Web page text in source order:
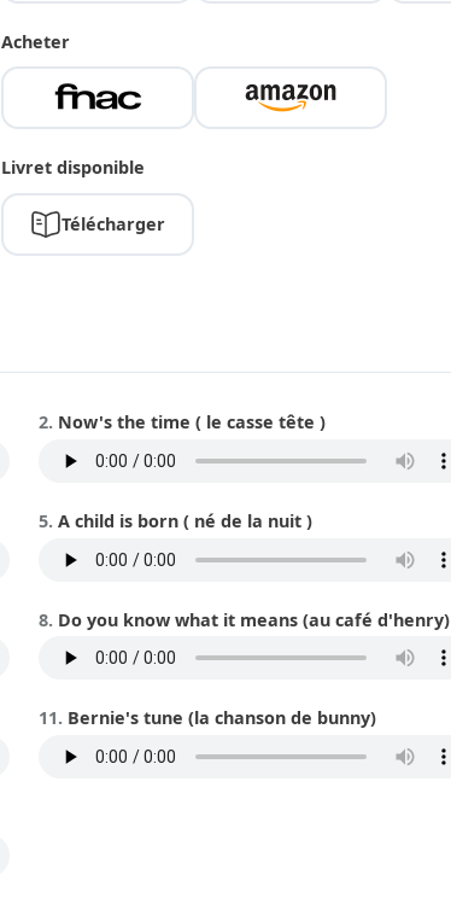
Acheter
Livret disponible
Télécharger
Now's the time ( le casse tête )
A child is born ( né de la nuit )
Do you know what it means (au café d'henry)
Bernie's tune (la chanson de bunny)